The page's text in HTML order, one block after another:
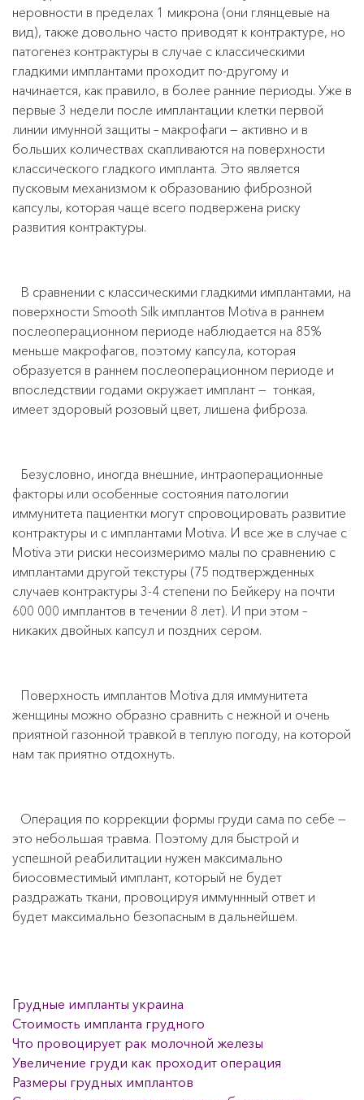
неровности в пределах 1 микрона (они глянцевые на
вид), также довольно часто приводят к контрактуре, но
патогенез контрактуры в случае с классическими
гладкими имплантами проходит по-другому и
начинается, как правило, в более ранние периоды. Уже в
первые 3 недели после имплантации клетки первой
линии имунной защиты – макрофаги — активно и в
больших количествах скапливаются на поверхности
классического гладкого импланта. Это является
пусковым механизмом к образованию фиброзной
капсулы, которая чаще всего подвержена риску
развития контрактуры.
В сравнении с классическими гладкими имплантами, на
поверхности Smooth Silk имплантов Motiva в раннем
послеоперационном периоде наблюдается на 85%
меньше макрофагов, поэтому капсула, которая
образуется в раннем послеоперационном периоде и
впоследствии годами окружает имплант — тонкая,
имеет здоровый розовый цвет, лишена фиброза.
Безусловно, иногда внешние, интраоперационные
факторы или особенные состояния патологии
иммунитета пациентки могут спровоцировать развитие
контрактуры и с имплантами Motiva. И все же в случае с
Motiva эти риски несоизмеримо малы по сравнению с
имплантами другой текстуры (75 подтвержденных
случаев контрактуры 3-4 степени по Бейкеру на почти
600 000 имплантов в течении 8 лет). И при этом –
никаких двойных капсул и поздних сером.
Поверхность имплантов Motiva для иммунитета
женщины можно образно сравнить с нежной и очень
приятной газонной травкой в теплую погоду, на которой
нам так приятно отдохнуть.
Операция по коррекции формы груди сама по себе —
это небольшая травма. Поэтому для быстрой и
успешной реабилитации нужен максимально
биосовместимый имплант, который не будет
раздражать ткани, провоцируя иммуннный ответ и
будет максимально безопасным в дальнейшем.
Грудные импланты украина
Стоимость импланта грудного
Что провоцирует рак молочной железы
Увеличение груди как проходит операция
Размеры грудных имплантов